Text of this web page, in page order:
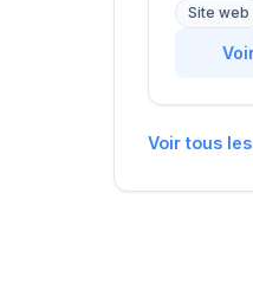
Dirigé par
conseil
structure
notation
Google,
Site web
Voir tous